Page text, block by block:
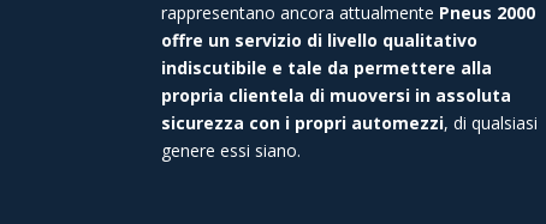
rappresentano ancora attualmente Pneus 2000
offre un servizio di livello qualitativo
indiscutibile e tale da permettere alla
propria clientela di muoversi in assoluta
sicurezza con i propri automezzi, di qualsiasi
genere essi siano.